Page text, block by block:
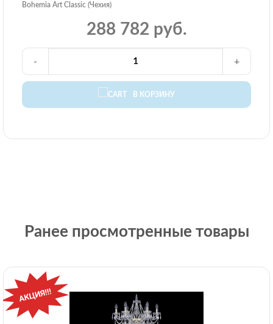
Bohemia Art Classic (Чехия)
288 782 руб.
В КОРЗИНУ
- +
Ранее просмотренные товары